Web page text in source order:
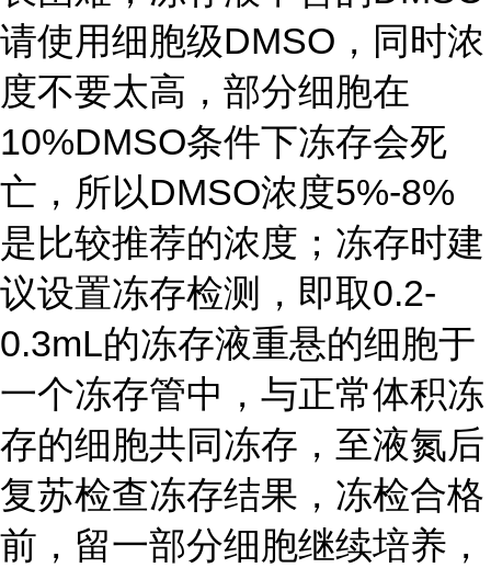
请使用细胞级DMSO，同时浓
度不要太高，部分细胞在
10%DMSO条件下冻存会死
亡，所以DMSO浓度5%-8%
是比较推荐的浓度；冻存时建
议设置冻存检测，即取0.2-
0.3mL的冻存液重悬的细胞于
一个冻存管中，与正常体积冻
存的细胞共同冻存，至液氮后
复苏检查冻存结果，冻检合格
前，留一部分细胞继续培养，